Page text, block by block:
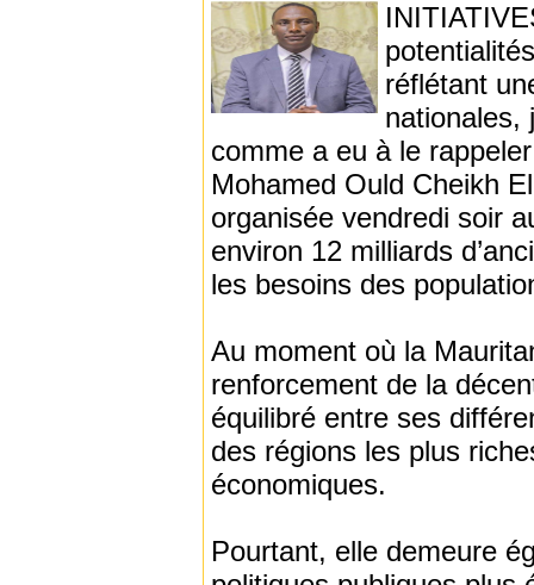
réflétant
nationales,
comme a eu à le
Mohamed Ould Cheikh
organisée vendredi soir
environ 12 milliards
les besoins des
Au moment où la
renforcement de la
équilibré entre ses
des régions les plus
économiques.
Pourtant, elle demeure